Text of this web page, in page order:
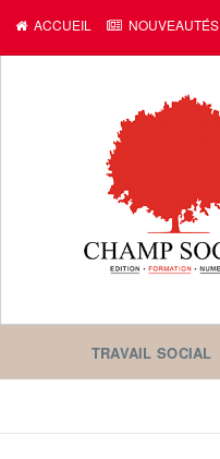
ACCUEIL NOUVEAUTÉS
TRAVAIL SOCIAL